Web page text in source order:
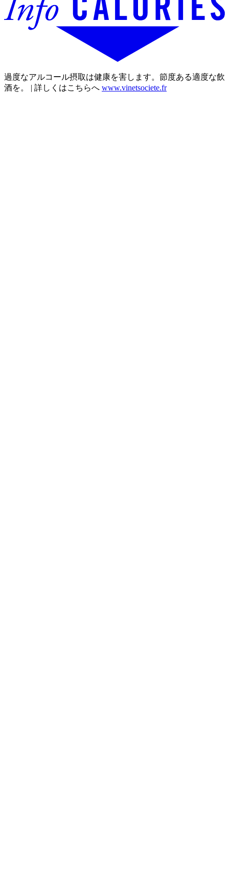
過度なアルコール摂取は健康を害します。節度ある適度な飲
酒を。 | 詳しくはこちらへ www.vinetsociete.fr